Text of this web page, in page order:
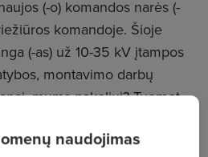
(-o) komandos narės (-
komandoje. Šioje
(-as) už 10-35 kV įtampos
montavimo darbų
mums pakeliui? Tuomet
naudojimas